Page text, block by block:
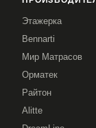
120x200
160x190
180x210
Этажерка
Bennarti
Мир Матрасов
Орматек
Райтон
Alitte